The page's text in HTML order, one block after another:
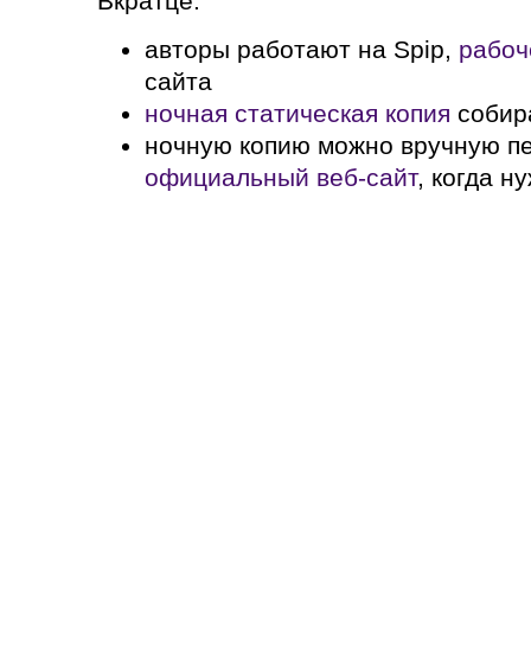
авторы работают на Spip,
сайта
ночная статическая копия
ночную копию можно вручную
официальный веб-сайт, когда